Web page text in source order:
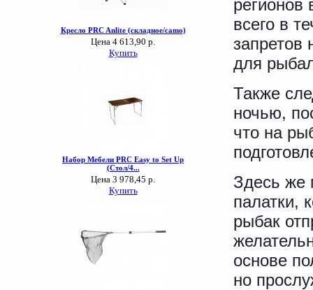
регионов
всего в
запретов
для
Также
ночью,
что на
Здесь же
палатки,
рыбак
основе
но